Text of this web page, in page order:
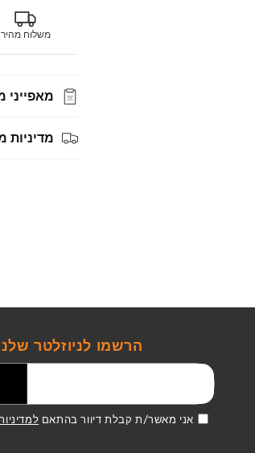
משלוח מהיר
מאפייני
מדיניות
הרשמו לניוזלטר
אני מאשר/ת קבלת דיוור בהתאם